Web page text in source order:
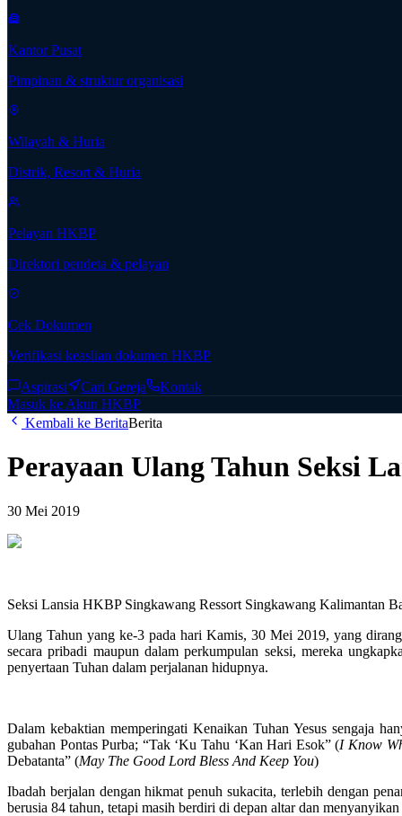
Kantor Pusat
Pimpinan & struktur organisasi
Wilayah & Huria
Distrik, Resort & Huria
Pelayan HKBP
Direktori pendeta & pelayan
Cek Dokumen
Verifikasi keaslian dokumen HKBP
Aspirasi Cari Gereja
Kontak
Masuk ke Akun HKBP
Kembali ke BeritaBerita
Perayaan Ulang Tahun Seksi
30 Mei 2019
Seksi Lansia HKBP Singkawang Ressort Singkawang Kalimantan
Ulang Tahun yang ke-3 pada hari Kamis, 30 Mei 2019, yang
secara pribadi maupun dalam perkumpulan seksi, mereka
penyertaan Tuhan dalam perjalanan hidupnya.
Dalam kebaktian memperingati Kenaikan Tuhan Yesus sengaja
gubahan Pontas Purba; “Tak ‘Ku Tahu ‘Kan Hari Esok” (I Know
Debatanta” (May The Good Lord Bless And Keep You)
Ibadah berjalan dengan hikmat penuh sukacita, terlebih dengan
berusia 84 tahun, tetapi masih berdiri di depan altar dan